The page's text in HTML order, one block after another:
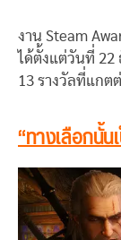
งาน Steam
ได้ตั้งแต่วันที่ 22
13 รางวัลที่แกต
“ทางเลือกนั้